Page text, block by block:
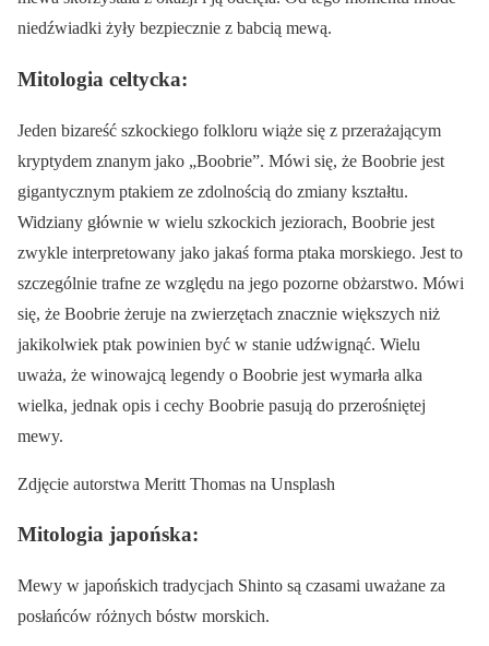
niedźwiadki żyły bezpiecznie z babcią mewą.
Mitologia celtycka:
Jeden bizareść szkockiego folkloru wiąże się z przerażającym
kryptydem znanym jako „Boobrie”. Mówi się, że Boobrie jest
gigantycznym ptakiem ze zdolnością do zmiany kształtu.
Widziany głównie w wielu szkockich jeziorach, Boobrie jest
zwykle interpretowany jako jakaś forma ptaka morskiego. Jest to
szczególnie trafne ze względu na jego pozorne obżarstwo. Mówi
się, że Boobrie żeruje na zwierzętach znacznie większych niż
jakikolwiek ptak powinien być w stanie udźwignąć. Wielu
uważa, że winowajcą legendy o Boobrie jest wymarła alka
wielka, jednak opis i cechy Boobrie pasują do przerośniętej
mewy.
Zdjęcie autorstwa Meritt Thomas na Unsplash
Mitologia japońska:
Mewy w japońskich tradycjach Shinto są czasami uważane za
posłańców różnych bóstw morskich.